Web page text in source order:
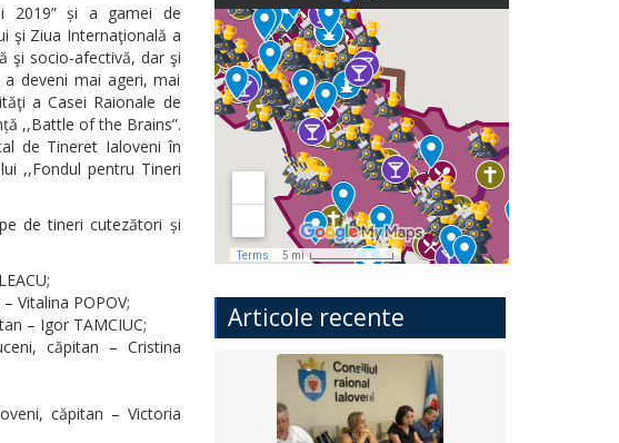
2019” și a gamei de
şi Ziua Internaţională a
şi socio-afectivă, dar şi
deveni mai ageri, mai
a Casei Raionale de
,,Battle of the Brains”.
de Tineret Ialoveni în
,,Fondul pentru Tineri
de tineri cutezători și
Vitalina POPOV;
– Igor TAMCIUC;
căpitan – Cristina
căpitan – Victoria
Articole recente